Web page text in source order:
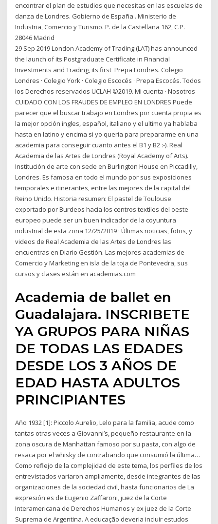
encontrar el plan de estudios que necesitas en las escuelas de
danza de Londres. Gobierno de España . Ministerio de
Industria, Comercio y Turismo. P. de la Castellana 162, C.P.
28046 Madrid
29 Sep 2019 London Academy of Trading (LAT) has announced
the launch of its Postgraduate Certificate in Financial
Investments and Trading, its first Prepa Londres. Colegio
Londres · Colegio York · Colegio Escocés · Prepa Escocés. Todos
los Derechos reservados UCLAH ©2019. Mi cuenta · Nosotros
CUIDADO CON LOS FRAUDES DE EMPLEO EN LONDRES Puede
parecer que el buscar trabajo en Londres por cuenta propia es
la mejor opción ingles, español, italiano y el ultimo ya hablaba
hasta en latino y encima si yo queria para prepararme en una
academia para conseguir cuanto antes el B1 y B2 :-). Real
Academia de las Artes de Londres (Royal Academy of Arts).
Institución de arte con sede en Burlington House en Piccadilly,
Londres. Es famosa en todo el mundo por sus exposiciones
temporales e itinerantes, entre las mejores de la capital del
Reino Unido. Historia resumen: El pastel de Toulouse
exportado por Burdeos hacia los centros textiles del oeste
europeo puede ser un buen indicador de la coyuntura
industrial de esta zona 12/25/2019 · Últimas noticias, fotos, y
videos de Real Academia de las Artes de Londres las
encuentras en Diario Gestión. Las mejores academias de
Comercio y Marketing en isla de la toja de Pontevedra, sus
cursos y clases están en academias.com
Academia de ballet en
Guadalajara. INSCRIBETE
YA GRUPOS PARA NIÑAS
DE TODAS LAS EDADES
DESDE LOS 3 AÑOS DE
EDAD HASTA ADULTOS
PRINCIPIANTES
Año 1932 [1]: Piccolo Aurelio, Lelo para la familia, acude como
tantas otras veces a Giovanni’s, pequeño restaurante en la
zona oscura de Manhattan famoso por su pasta, con algo de
resaca por el whisky de contrabando que consumió la última…
Como reflejo de la complejidad de este tema, los perfiles de los
entrevistados variaron ampliamente, desde integrantes de las
organizaciones de la sociedad civil, hasta funcionarios de La
expresión es de Eugenio Zaffaroni, juez de la Corte
Interamericana de Derechos Humanos y ex juez de la Corte
Suprema de Argentina. A educação deveria incluir estudos